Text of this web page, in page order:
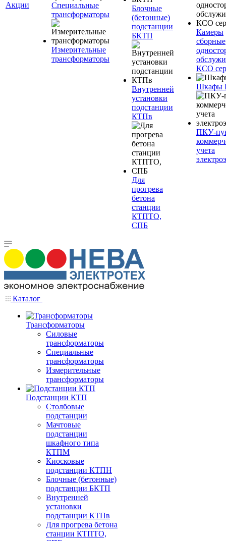
Акции
Специальные
трансформаторы
Измерительные
трансформаторы
Блочные
(бетонные)
подстанции
БКТП
Внутренней
установки
подстанции
КТПв
Для
прогрева
бетона
станции
КТПТО,
СПБ
Камеры
сборные
КСО
Шкафы
ПКУ-
учета
Каталог
Трансформаторы
Силовые
трансформаторы
Специальные
трансформаторы
Измерительные
трансформаторы
Подстанции КТП
Столбовые
подстанции
Мачтовые
подстанции
шкафного типа
КТПМ
Киосковые
подстанции КТПН
Блочные (бетонные)
подстанции БКТП
Внутренней
установки
подстанции КТПв
Для прогрева бетона
станции КТПТО,